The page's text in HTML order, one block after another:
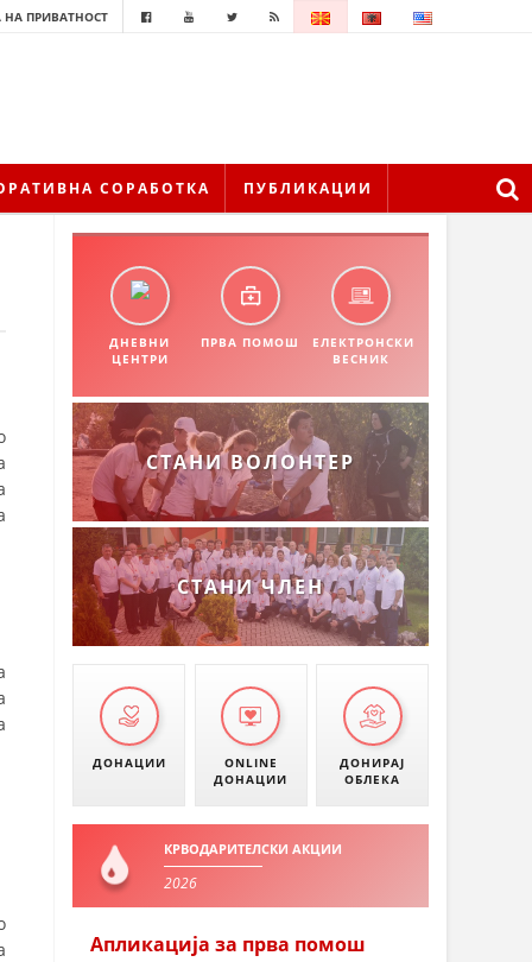
ПРИВАТНОСТ
СОРАБОТКА ПУБЛИКАЦИИ
ДНЕВНИ
ЦЕНТРИ
ПРВА ПОМОШ
ЕЛЕКТРОНСКИ
ВЕСНИК
СТАНИ ВОЛОНТЕР
СТАНИ ЧЛЕН
ДОНАЦИИ
ONLINE
ДОНАЦИИ
ДОНИРАЈ
ОБЛЕКА
КРВОДАРИТЕЛСКИ АКЦИИ
2026
Апликација за прва помош